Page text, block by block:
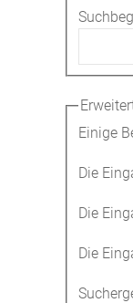
Einige
Die
Die
Die